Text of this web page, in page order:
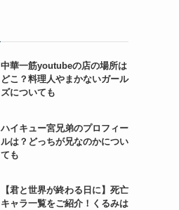
中華一筋youtubeの店の場所は
どこ？料理人やまかないガール
ズについても
ハイキュー宮兄弟のプロフィー
ルは？どっちが兄なのかについ
ても
【君と世界が終わる日に】死亡
キャラ一覧をご紹介！くるみは